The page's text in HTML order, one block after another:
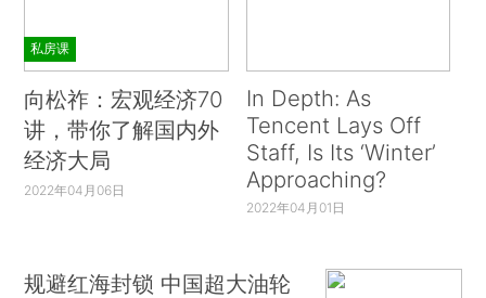
私房课
向松祚：宏观经济70
讲，带你了解国内外
经济大局
2022年04月06日
In Depth: As
Tencent Lays Off
Staff, Is Its ‘Winter’
Approaching?
2022年04月01日
规避红海封锁 中国超大油轮